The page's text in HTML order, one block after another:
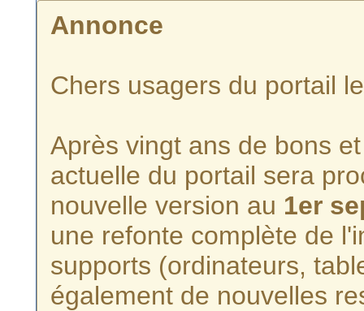
Annonce
Chers usagers du portail
Après vingt ans de bons
actuelle du portail sera
nouvelle version au 1er
une refonte complète de
supports (ordinateurs,
également de nouvelles